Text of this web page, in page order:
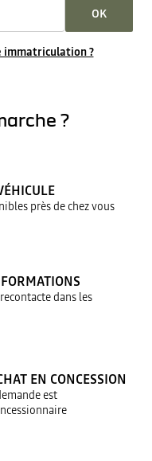
OK
immatriculation ?
?
près de chez vous
dans les
EN CONCESSION
est